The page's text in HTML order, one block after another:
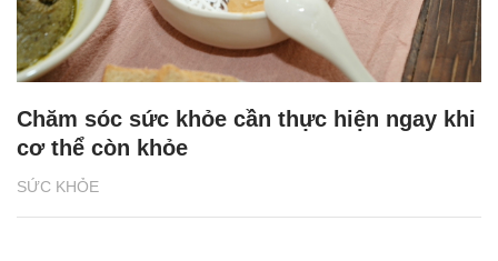
SỨC KHỎE
Chăm sóc sức khỏe cần thực hiện ngay khi
cơ thể còn khỏe